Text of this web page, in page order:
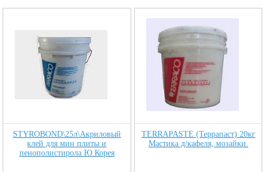
STYROBOND\25л\Акриловый
клей для мин плиты и
пенополистирола Ю.Корея
TERRAPASTE (Террапаст) 20кг
Мастика д/кафеля, мозайки.